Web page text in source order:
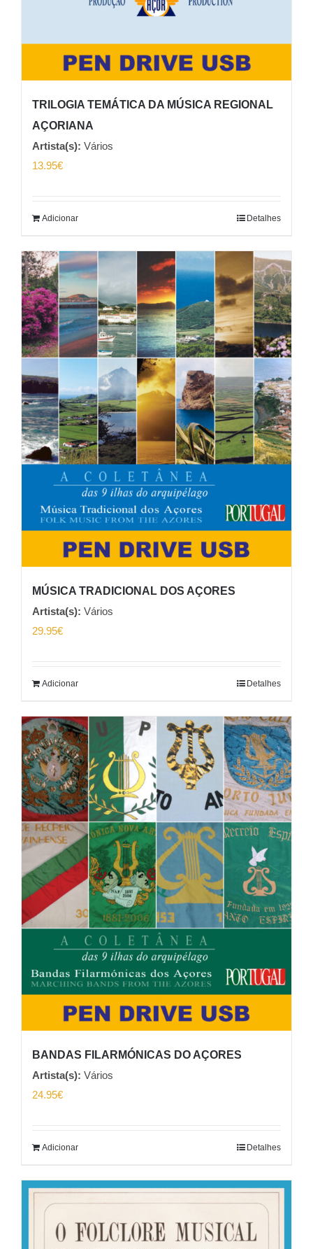
TRILOGIA TEMÁTICA DA MÚSICA REGIONAL
AÇORIANA
Artista(s): Vários
13.95€
Adicionar Detalhes
MÚSICA TRADICIONAL DOS AÇORES
Artista(s): Vários
29.95€
Adicionar Detalhes
BANDAS FILARMÓNICAS DO AÇORES
Artista(s): Vários
24.95€
Adicionar Detalhes